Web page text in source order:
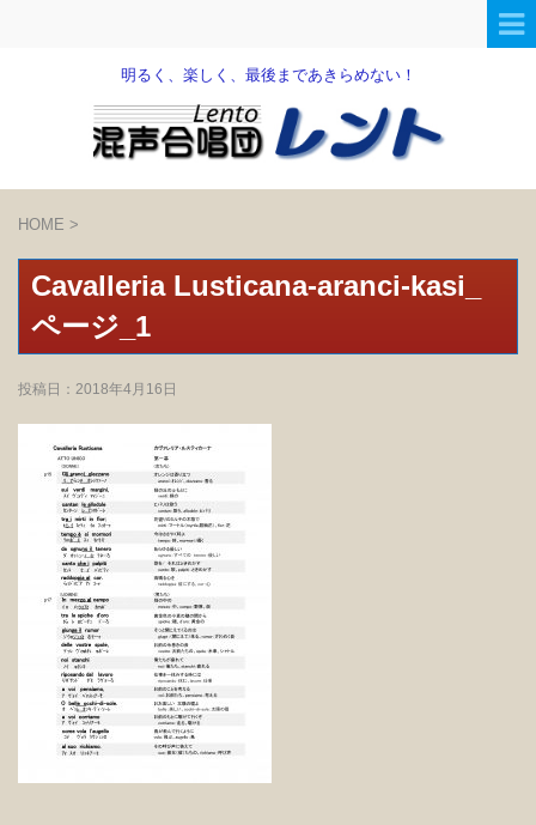
明るく、楽しく、最後まであきらめない！
HOME >
Cavalleria Lusticana-aranci-kasi_
ページ_1
投稿日： 2018年4月16日